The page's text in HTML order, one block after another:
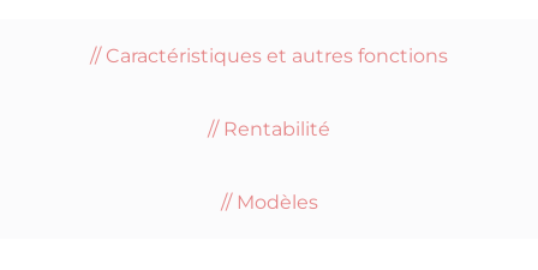
Caractéristiques et autres fonctions
Rentabilité
Modèles